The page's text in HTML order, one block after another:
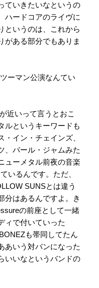
ていきたいなというの
ハードコアのライヴに
というのは、これから
がある部分でもありま
ーマン公演なんてい
近いって言うとおこ
ルというキーワードも
イン・チェインズ、
、パール・ジャムみた
ューメタル前夜の音楽
いるんです。ただ、
SUNSとは違う
分はあるんですよ。き
の前座として一緒
ィで付いていった
も帯同してたん
あいう対バンになった
いいなというバンドの